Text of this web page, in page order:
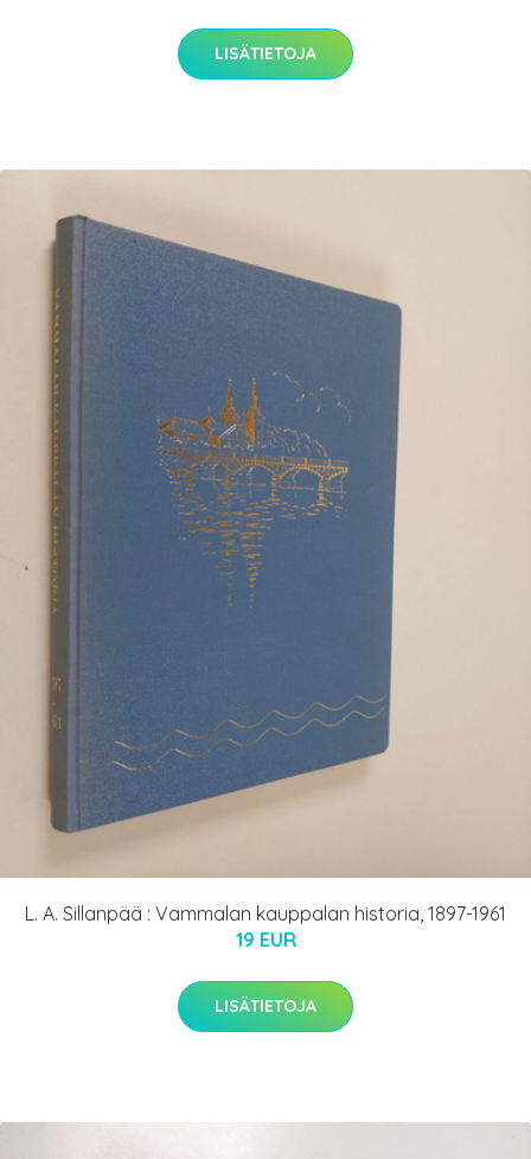
LISÄTIETOJA
L. A. Sillanpää : Vammalan kauppalan historia, 1897-1961
19 EUR
LISÄTIETOJA